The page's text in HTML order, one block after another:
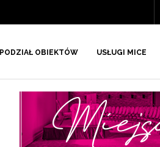
PODZIAŁ OBIEKTÓW USŁUGI MICE